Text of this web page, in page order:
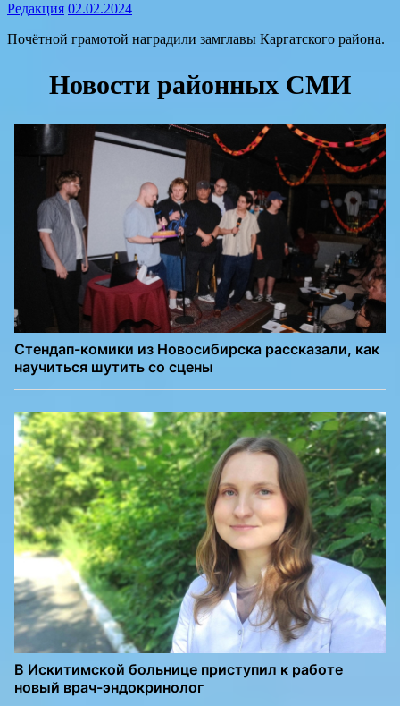
Редакция 02.02.2024
Почётной грамотой наградили замглавы Каргатского района.